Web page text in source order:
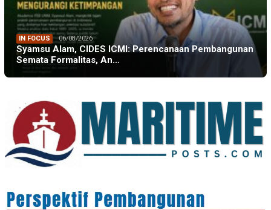
IN FOCUS 06/08/2026
Syamsu Alam, CIDES ICMI: Perencanaan Pembangunan
Semata Formalitas, An…